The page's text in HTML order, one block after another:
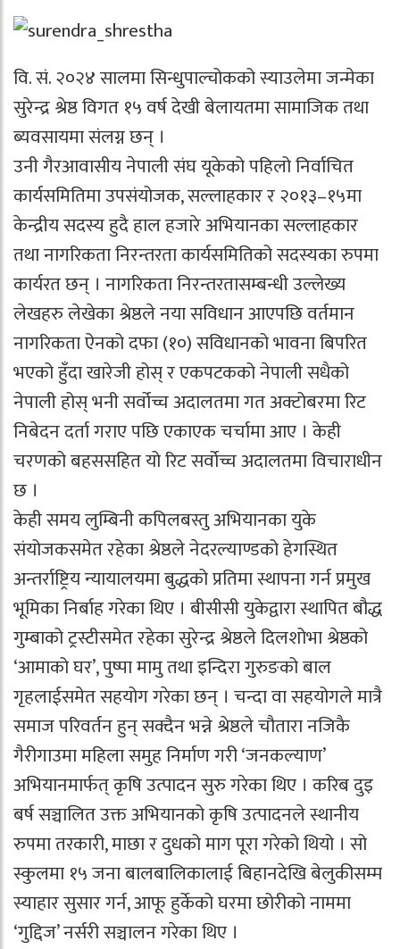
वि. सं. २०२४ सालमा सिन्धुपाल्चोकको स्याउलेमा जन्मेका
सुरेन्द्र श्रेष्ठ विगत १५ वर्ष देखी बेलायतमा सामाजिक तथा
ब्यवसायमा संलग्न छन् ।
उनी गैरआवासीय नेपाली संघ यूकेको पहिलो निर्वाचित
कार्यसमितिमा उपसंयोजक, सल्लाहकार र २०१३–१५मा
केन्द्रीय सदस्य हुदै हाल हजारे अभियानका सल्लाहकार
तथा नागरिकता निरन्तरता कार्यसमितिको सदस्यका रुपमा
कार्यरत छन् । नागरिकता निरन्तरतासम्बन्धी उल्लेख्य
लेखहरु लेखेका श्रेष्ठले नया सविधान आएपछि वर्तमान
नागरिकता ऐनको दफा (१०) सविधानको भावना बिपरित
भएको हुँदा खारेजी होस् र एकपटकको नेपाली सधैको
नेपाली होस् भनी सर्वोच्च अदालतमा गत अक्टोबरमा रिट
निबेदन दर्ता गराए पछि एकाएक चर्चामा आए । केही
चरणको बहससहित यो रिट सर्वोच्च अदालतमा विचाराधीन
छ ।
केही समय लुम्बिनी कपिलबस्तु अभियानका युके
संयोजकसमेत रहेका श्रेष्ठले नेदरल्याण्डको हेगस्थित
अन्तर्राष्ट्रिय न्यायालयमा बुद्धको प्रतिमा स्थापना गर्न प्रमुख
भूमिका निर्बाह गरेका थिए । बीसीसी युकेद्वारा स्थापित बौद्ध
गुम्बाको ट्रस्टीसमेत रहेका सुरेन्द्र श्रेष्ठले दिलशोभा श्रेष्ठको
‘आमाको घर’, पुष्पा मामु तथा इन्दिरा गुरुङको बाल
गृहलाईसमेत सहयोग गरेका छन् । चन्दा वा सहयोगले मात्रै
समाज परिवर्तन हुन् सक्दैन भन्ने श्रेष्ठले चौतारा नजिकै
गैरीगाउमा महिला समुह निर्माण गरी ‘जनकल्याण’
अभियानमार्फत् कृषि उत्पादन सुरु गरेका थिए । करिब दुइ
बर्ष सञ्चालित उक्त अभियानको कृषि उत्पादनले स्थानीय
रुपमा तरकारी, माछा र दुधको माग पूरा गरेको थियो । सो
स्कुलमा १५ जना बालबालिकालाई बिहानदेखि बेलुकीसम्म
स्याहार सुसार गर्न, आफू हुर्केको घरमा छोरीको नाममा
‘गुद्दिज’ नर्सरी सञ्चालन गरेका थिए ।